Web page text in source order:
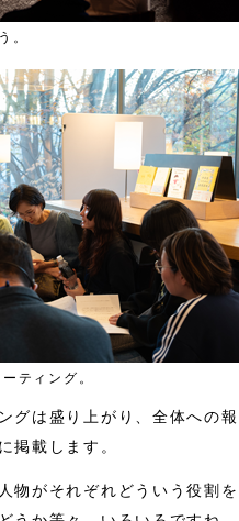
。
ティング。
グは盛り上がり、全体への
掲載します。
物がそれぞれどういう役割